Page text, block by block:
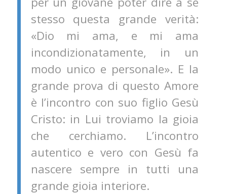
stesso questa grande verità:
«Dio mi ama, e mi ama
incondizionatamente, in un
modo unico e personale». E la
grande prova di questo Amore
è l’incontro con suo figlio Gesù
Cristo: in Lui troviamo la gioia
che cerchiamo. L’incontro
autentico e vero con Gesù fa
nascere sempre in tutti una
grande gioia interiore.